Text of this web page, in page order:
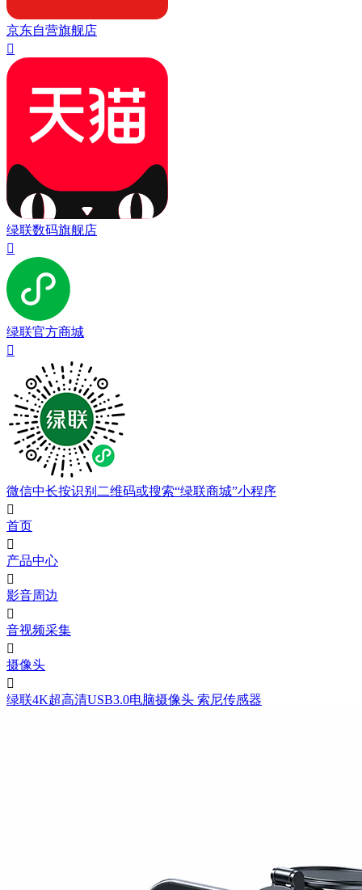
京东自营旗舰店

绿联数码旗舰店

绿联官方商城

微信中长按识别二维码或搜索“绿联商城”小程序

首页

产品中心

影音周边

音视频采集

摄像头

绿联4K超高清USB3.0电脑摄像头 索尼传感器